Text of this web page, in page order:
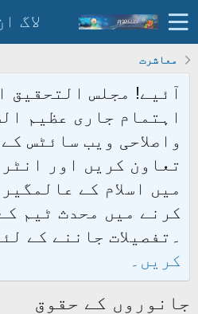
لاگ
معاشرت
آئیے! مجلس التحقیق
اہتمام جاری عظیم
واصلاحی ویب سائٹس
تعاون کریں اور
میں اسلام کے
کرنے میں محدث ٹیم
۔تفصیلات جاننے کے
کریں۔
جانوروں کے حقوق